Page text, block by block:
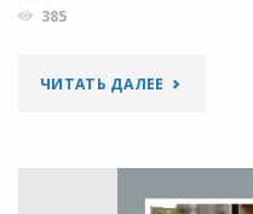
385
ЧИТАТЬ ДАЛЕЕ "БОЛЬШОЕ